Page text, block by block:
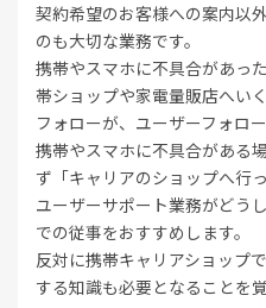
契約希望のお客様への案内以
のも大切な業務です。
携帯やスマホに不具合があっ
帯ショップや家電量販店へい
フォローが、ユーザーフォロー
携帯やスマホに不具合がある
ず「キャリアのショップへ行
ユーザーサポート業務がどう
での従事をおすすめします。
反対に携帯キャリアショップ
する知識も必要となることを